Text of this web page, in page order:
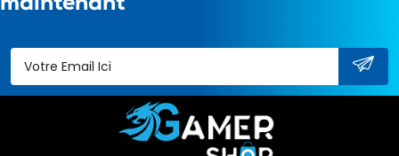
maintenant